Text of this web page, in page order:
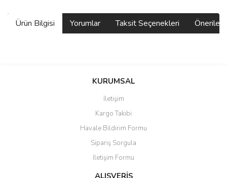
Ürün Bilgisi Yorumlar Taksit Seçenekleri
Bu ürüne ilk yorumu siz yapın!
Ürün resmi kalitesiz, bozuk veya görüntülenemiyor.
Ürün açıklamasında eksik bilgiler bulunuyor.
Ürün bilgilerinde hatalar bulunuyor.
Ürün fiyatı diğer sitelerden daha pahalı.
Bu ürüne benzer farklı alternatifler olmalı.
KURUMSAL
İletişim
Kargo Takibi
Havale Bildirim Formu
Sipariş Sorgula
İletişim Formu
ALIŞVERİŞ